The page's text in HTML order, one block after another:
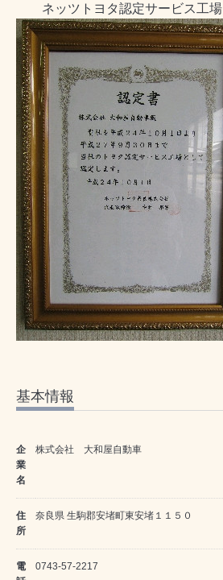
ネッツトヨタ認定サービス工場
基本情報
企
業
名
株式会社 大和屋自動車
住
所
奈良県 生駒郡安堵町東安堵１１５０
電
0743-57-2217